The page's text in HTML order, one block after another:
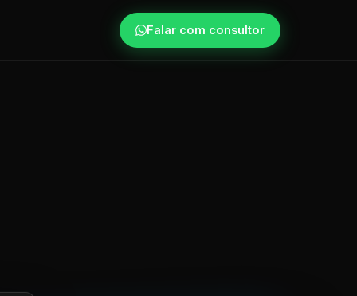
Falar com consultor